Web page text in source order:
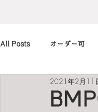
All Posts オーダー可
カメラ
2021年2月11